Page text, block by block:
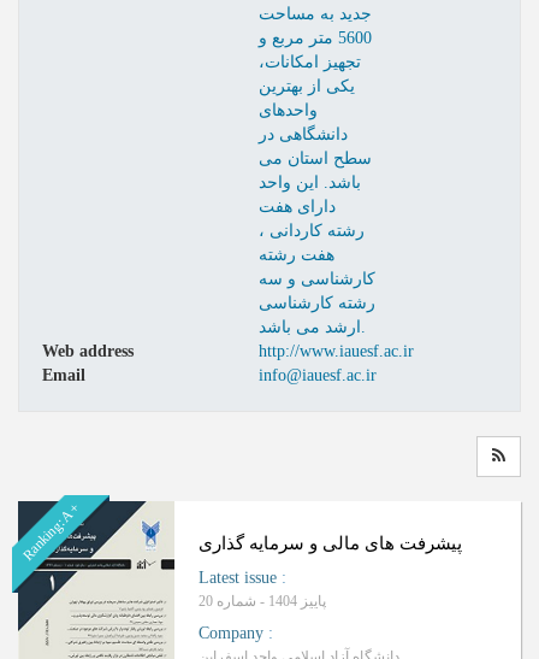
جدید به مساحت
5600 متر مربع و
تجهیز امکانات،
یکی از بهترین
واحدهای
دانشگاهی در
سطح استان می
باشد. این واحد
دارای هفت
رشته کاردانی ،
هفت رشته
کارشناسی و سه
رشته کارشناسی
ارشد می باشد.
Web address
http://www.iauesf.ac.ir
Email
info@iauesf.ac.ir
Ranking: A+ پیشرفت های مالی و سرمایه گذاری
Latest issue :
پاییز 1404 - شماره 20
Company :